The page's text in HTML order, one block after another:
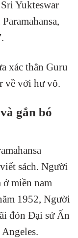
Yukteswar
xác thân Guru
về với hư vô.
gắn bó
sách. Người
ở miền nam
1952, Người
đón Đại sứ Ấn